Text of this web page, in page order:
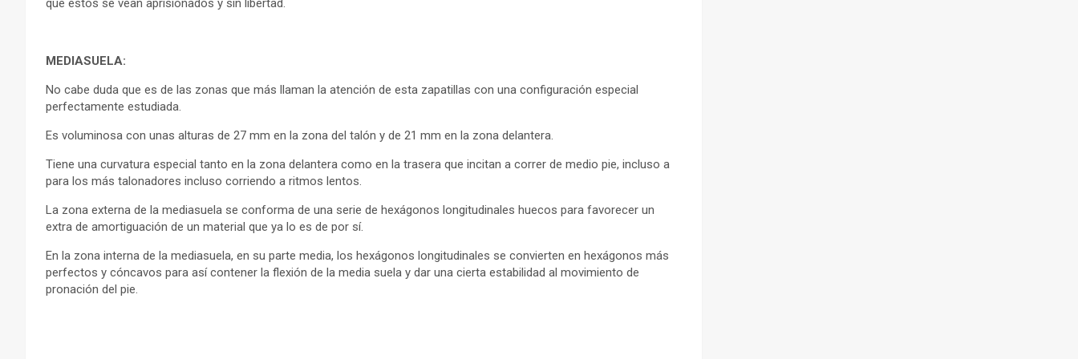
que estos se vean aprisionados y sin libertad.
MEDIASUELA:
No cabe duda que es de las zonas que más llaman la atención de esta zapatillas con una configuración especial
perfectamente estudiada.
Es voluminosa con unas alturas de 27 mm en la zona del talón y de 21 mm en la zona delantera.
Tiene una curvatura especial tanto en la zona delantera como en la trasera que incitan a correr de medio pie, incluso a
para los más talonadores incluso corriendo a ritmos lentos.
La zona externa de la mediasuela se conforma de una serie de hexágonos longitudinales huecos para favorecer un
extra de amortiguación de un material que ya lo es de por sí.
En la zona interna de la mediasuela, en su parte media, los hexágonos longitudinales se convierten en hexágonos más
perfectos y cóncavos para así contener la flexión de la media suela y dar una cierta estabilidad al movimiento de
pronación del pie.